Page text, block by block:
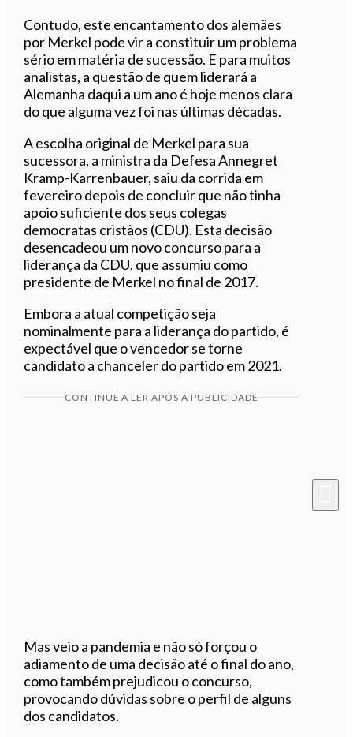
Contudo, este encantamento dos alemães
por Merkel pode vir a constituir um problema
sério em matéria de sucessão. E para muitos
analistas, a questão de quem liderará a
Alemanha daqui a um ano é hoje menos clara
do que alguma vez foi nas últimas décadas.
A escolha original de Merkel para sua
sucessora, a ministra da Defesa Annegret
Kramp-Karrenbauer, saiu da corrida em
fevereiro depois de concluir que não tinha
apoio suficiente dos seus colegas
democratas cristãos (CDU). Esta decisão
desencadeou um novo concurso para a
liderança da CDU, que assumiu como
presidente de Merkel no final de 2017.
Embora a atual competição seja
nominalmente para a liderança do partido, é
expectável que o vencedor se torne
candidato a chanceler do partido em 2021.
CONTINUE A LER APÓS A PUBLICIDADE
Mas veio a pandemia e não só forçou o
adiamento de uma decisão até o final do ano,
como também prejudicou o concurso,
provocando dúvidas sobre o perfil de alguns
dos candidatos.